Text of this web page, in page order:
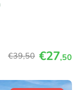
€39,50 €27,50